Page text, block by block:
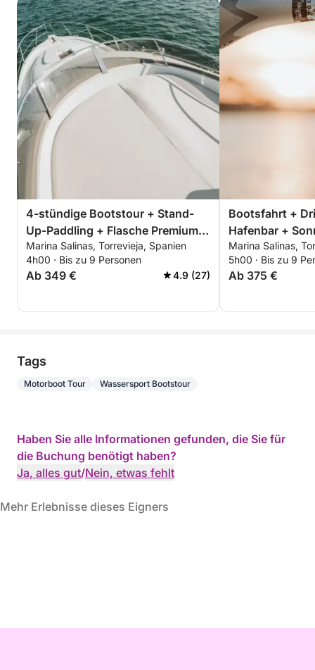
4-stündige Bootstour + Stand-
Up-Paddling + Flasche Premium-
Cava - ALLES INKLUSIVE
Marina Salinas, Torrevieja, Spanien
4h00 · Bis zu 9 Personen
Ab 349 € 4.9 (27)
Bootsfahrt +
Hafenbar +
dem Salzsee
Marina Salinas,
5h00 · Bis zu 9
Ab 375 €
Tags
Motorboot Tour Wassersport Bootstour
Haben Sie alle Informationen gefunden, die Sie für
die Buchung benötigt haben?
Ja, alles gut/Nein, etwas fehlt
Mehr Erlebnisse dieses Eigners